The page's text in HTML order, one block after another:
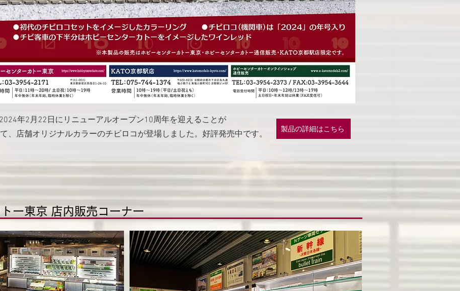
年2月22日にリニューアルオープン10周年を迎えることが
、店舗オリジナルカラーのチビロコが登場しました。好評発売中です。
製品の詳細はこちら
ー東京 店内販売コーナー